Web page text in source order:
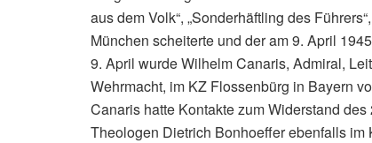
aus dem Volk“, „Sonderhäftling des
München scheiterte und der am 9. April
9. April wurde Wilhelm Canaris, Admiral,
Wehrmacht, im KZ Flossenbürg in Bayern
Canaris hatte Kontakte zum Widerstand
Theologen Dietrich Bonhoeffer ebenfalls